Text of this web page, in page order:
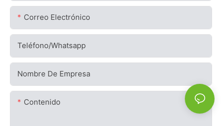
Correo Electrónico
Teléfono/whatsapp
Nombre De Empresa
Contenido